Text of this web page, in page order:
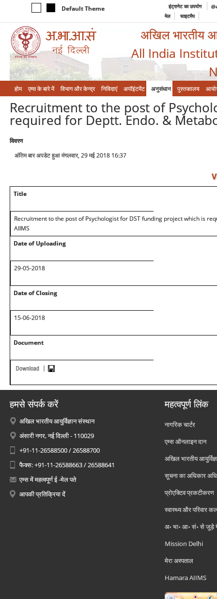
Default Theme इंट्रानेट का उपयोग
मेल
साइटमैप
अखिल भारतीय
All India
होम एम्‍स के बारे में विभाग और केन्‍द्र निविदाएं अपॉइंटमेंट अनुसंधान पुस्तकालय
Recruitment to the post of
required for Deptt. Endo. &
विवरण
अंतिम बार अपडेट हुआ मंगलवार, 29 मई 2018 16:37
Title
Recruitment to the post of Psychologist for DST funding project which is
AIIMS
Date of Uploading
29-05-2018
Date of Closing
15-06-2018
Document
हमसे संपर्क करें
अखिल भारतीय आयुर्विज्ञान संस्थान
अंसारी नगर, नई दिल्ली - 110029
+91-11-26588500 / 26588700
फैक्स: +91-11-26588663 / 26588641
एम्स में महत्वपूर्ण ई -मेल पते
आपकी प्रतिक्रिया दें
महत्वपूर्ण लिंक
नागरिक चार्टर
एम्स ऑनलाइन दान
अखिल भारतीय
सूचना का अधिकार
प्रोएक्टिव प्रकटीकरण
स्वास्थ्य और परिवार
अ॰ भा॰ आ॰ सं॰ से जुड़े
Mission Delhi
मेरा अस्पताल
Hamara AIIMS